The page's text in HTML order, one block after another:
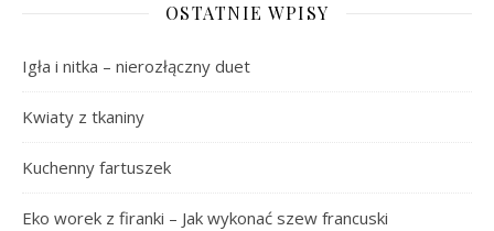
OSTATNIE WPISY
Igła i nitka – nierozłączny duet
Kwiaty z tkaniny
Kuchenny fartuszek
Eko worek z firanki – Jak wykonać szew francuski